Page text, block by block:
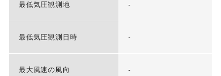
最低気圧観測地 -
最低気圧観測日時 -
最大風速の風向 -